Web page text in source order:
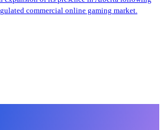
commercial online gaming market.